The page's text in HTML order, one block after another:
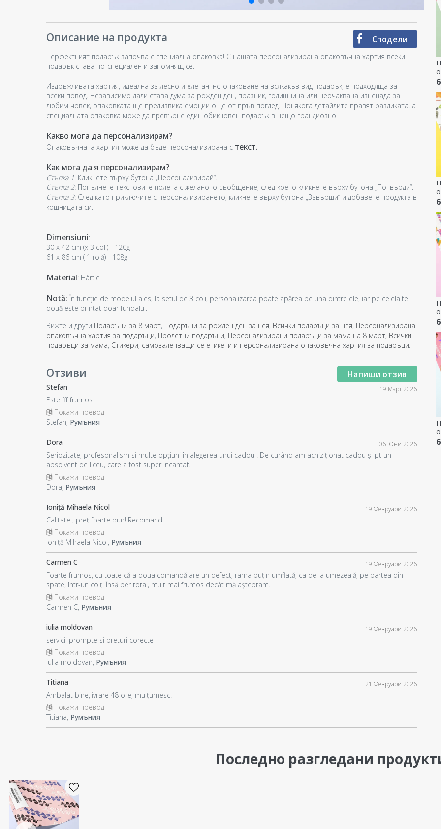
Описание на продукта Сподели
Перфектният подарък започва с специална опаковка! С нашата персонализирана опаковъчна хартия всеки
подарък става по-специален и запомнящ се.
Издръжливата хартия, идеална за лесно и елегантно опаковане на всякакъв вид подарък, е подходяща за
всеки повод. Независимо дали става дума за рожден ден, празник, годишнина или неочаквана изненада за
любим човек, опаковката ще предизвика емоции още от пръв поглед. Понякога детайлите правят разликата, а
специалната опаковка може да превърне един обикновен подарък в нещо грандиозно.
Какво мога да персонализирам?
Опаковъчната хартия може да бъде персонализирана с текст.
Как мога да я персонализирам?
Стъпка 1: Кликнете върху бутона „Персонализирай“.
Стъпка 2: Попълнете текстовите полета с желаното съобщение, след което кликнете върху бутона „Потвърди“.
Стъпка 3: След като приключите с персонализирането, кликнете върху бутона „Завърши“ и добавете продукта в
кошницата си.
Dimensiuni:
30 x 42 cm (x 3 coli) - 120g
61 x 86 cm ( 1 rolă) - 108g
Material: Hârtie
Notă:În funcție de modelul ales, la setul de 3 coli, personalizarea poate apărea pe una dintre ele, iar pe celelalte
două este printat doar fundalul.
Вижте и други Подаръци за 8 март, Подаръци за рожден ден за нея, Всички подаръци за нея, Персонализирана
опаковъчна хартия за подаръци, Пролетни подаръци, Персонализирани подаръци за мама на 8 март, Всички
подаръци за мама, Стикери, самозалепващи се етикети и персонализирана опаковъчна хартия за подаръци.
Отзиви Напиши отзив
Stefan 19 Март 2026
Este fff frumos
Покажи превод
Stefan, Румъния
Dora 06 Юни 2026
Seriozitate, profesonalism si multe opțiuni în alegerea unui cadou . De curând am achiziționat cadou și pt un
absolvent de liceu, care a fost super incantat.
Покажи превод
Dora, Румъния
Ioniță Mihaela Nicol 19 Февруари 2026
Calitate , preț foarte bun! Recomand!
Покажи превод
Ioniță Mihaela Nicol, Румъния
Carmen C 19 Февруари 2026
Foarte frumos, cu toate că a doua comandă are un defect, rama puțin umflată, ca de la umezeală, pe partea din
spate, într-un colț. Însă per total, mult mai frumos decât mă așteptam.
Покажи превод
Carmen C, Румъния
iulia moldovan 19 Февруари 2026
servicii prompte si preturi corecte
Покажи превод
iulia moldovan, Румъния
Titiana 21 Февруари 2026
Ambalat bine,livrare 48 ore, mulțumesc!
Покажи превод
Titiana, Румъния
Последно разгледани